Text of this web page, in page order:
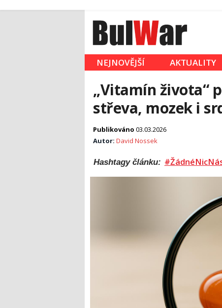
NEJNOVĚJŠÍ AKTUALITY
„Vitamín života“
střeva, mozek i
Publikováno 03.03.2026
Autor: David Nossek
Hashtagy článku: